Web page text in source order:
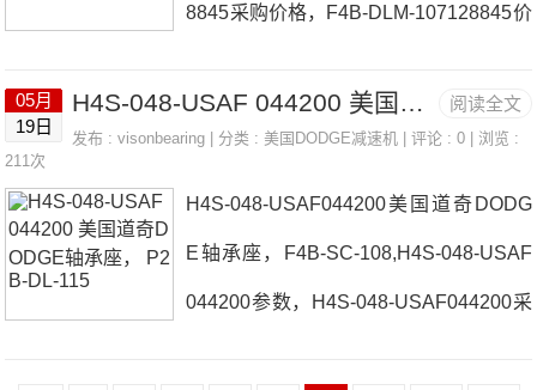
DLM-107128670价格,INS-DLM-107128
28670，SL184960-BR-A-C3#E NATR3
8845采购价格，F4B-DLM-107128845价
轴承F4B-DLM-107128845厂家EX3-7/16
轴承F4B-DLM-107128845价格P2B-S2-
207LEINS-SC-012日本EASE轴承F4B-
DLM-107128845参数F4B-DLM-107128
阅读全文
05月
19日
H4S-048-USAF 044200 美国道奇DODGE轴承座， P2B-DL-115
发布 :visonbearing | 分类 :美国DODGE减速机 | 评论 : 0 | 浏览 :
211次
H4S-048-USAF044200美国道奇DODG
E轴承座，F4B-SC-108,H4S-048-USAF
044200参数，H4S-048-USAF044200采